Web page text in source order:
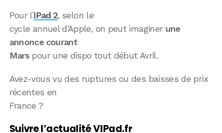
Pour l’iPad 2, selon le
cycle annuel d’Apple, on peut imaginer une
annonce courant
Marspour une dispo tout début Avril.
Avez-vous vu des ruptures ou des baisses de prix
récentes en
France ?
Suivre l’actualité VIPad.fr